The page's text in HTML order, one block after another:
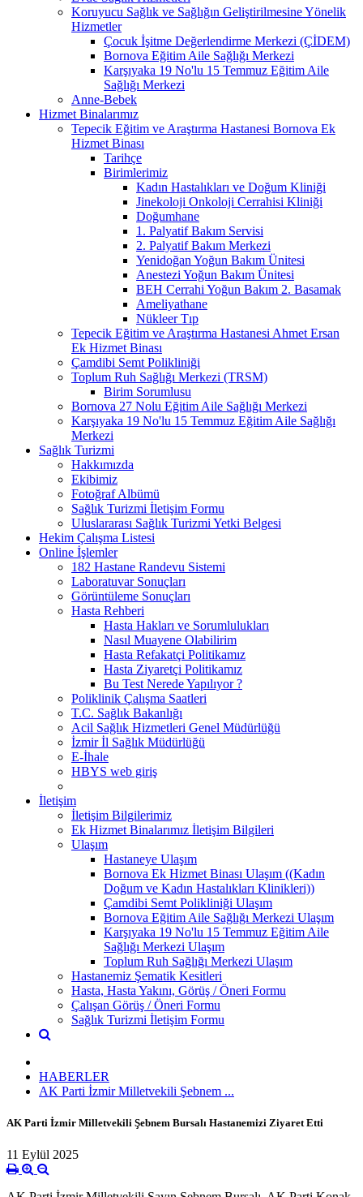
Koruyucu Sağlık ve Sağlığın Geliştirilmesine Yönelik
Hizmetler
Çocuk İşitme Değerlendirme Merkezi (ÇİDEM)
Bornova Eğitim Aile Sağlığı Merkezi
Karşıyaka 19 No'lu 15 Temmuz Eğitim Aile
Sağlığı Merkezi
Anne-Bebek
Hizmet Binalarımız
Tepecik Eğitim ve Araştırma Hastanesi Bornova Ek
Hizmet Binası
Tarihçe
Birimlerimiz
Kadın Hastalıkları ve Doğum Kliniği
Jinekoloji Onkoloji Cerrahisi Kliniği
Doğumhane
1. Palyatif Bakım Servisi
2. Palyatif Bakım Merkezi
Yenidoğan Yoğun Bakım Ünitesi
Anestezi Yoğun Bakım Ünitesi
BEH Cerrahi Yoğun Bakım 2. Basamak
Ameliyathane
Nükleer Tıp
Tepecik Eğitim ve Araştırma Hastanesi Ahmet Ersan
Ek Hizmet Binası
Çamdibi Semt Polikliniği
Toplum Ruh Sağlığı Merkezi (TRSM)
Birim Sorumlusu
Bornova 27 Nolu Eğitim Aile Sağlığı Merkezi
Karşıyaka 19 No'lu 15 Temmuz Eğitim Aile Sağlığı
Merkezi
Sağlık Turizmi
Hakkımızda
Ekibimiz
Fotoğraf Albümü
Sağlık Turizmi İletişim Formu
Uluslararası Sağlık Turizmi Yetki Belgesi
Hekim Çalışma Listesi
Online İşlemler
182 Hastane Randevu Sistemi
Laboratuvar Sonuçları
Görüntüleme Sonuçları
Hasta Rehberi
Hasta Hakları ve Sorumlulukları
Nasıl Muayene Olabilirim
Hasta Refakatçi Politikamız
Hasta Ziyaretçi Politikamız
Bu Test Nerede Yapılıyor ?
Poliklinik Çalışma Saatleri
T.C. Sağlık Bakanlığı
Acil Sağlık Hizmetleri Genel Müdürlüğü
İzmir İl Sağlık Müdürlüğü
E-İhale
HBYS web giriş
İletişim
İletişim Bilgilerimiz
Ek Hizmet Binalarımız İletişim Bilgileri
Ulaşım
Hastaneye Ulaşım
Bornova Ek Hizmet Binası Ulaşım ((Kadın
Doğum ve Kadın Hastalıkları Klinikleri))
Çamdibi Semt Polikliniği Ulaşım
Bornova Eğitim Aile Sağlığı Merkezi Ulaşım
Karşıyaka 19 No'lu 15 Temmuz Eğitim Aile
Sağlığı Merkezi Ulaşım
Toplum Ruh Sağlığı Merkezi Ulaşım
Hastanemiz Şematik Kesitleri
Hasta, Hasta Yakını, Görüş / Öneri Formu
Çalışan Görüş / Öneri Formu
Sağlık Turizmi İletişim Formu
HABERLER
AK Parti İzmir Milletvekili Şebnem ...
AK Parti İzmir Milletvekili Şebnem Bursalı Hastanemizi Ziyaret Etti
11 Eylül 2025